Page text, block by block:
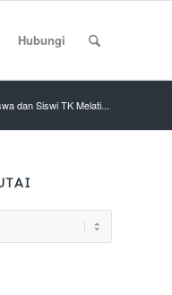
Hubungi
dan Siswi TK Melati...